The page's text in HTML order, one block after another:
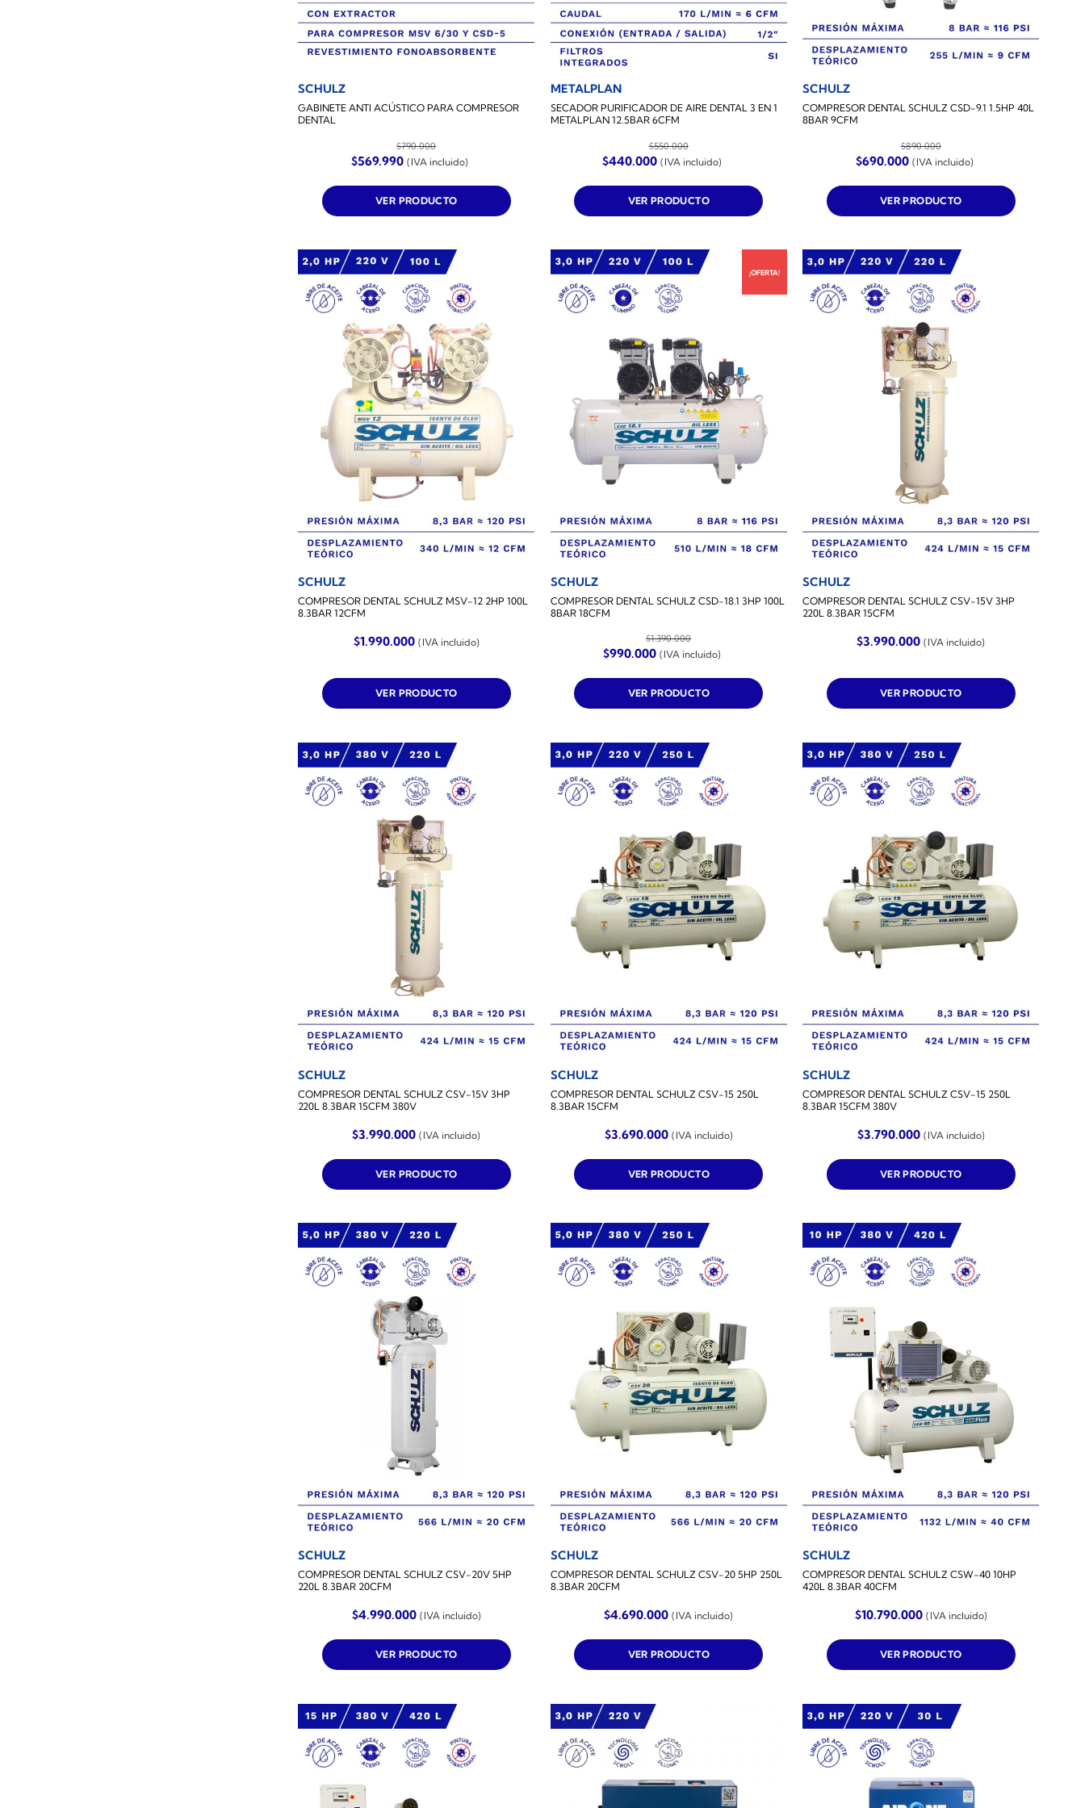
SCHULZ
GABINETE ANTI ACÚSTICO PARA COMPRESOR
DENTAL
$790.000
El
precio
$790.000.
$569.990El
precio
es:
$569.990.
(IVA incluido)
VER PRODUCTO
METALPLAN
SECADOR PURIFICADOR DE AIRE DENTAL 3 EN 1
METALPLAN 12.5BAR 6CFM
$550.000
El
precio
$550.000.
$440.000El
precio
es:
$440.000.
(IVA incluido)
VER PRODUCTO
SCHULZ
COMPRESOR DENTAL SCHULZ CSD-9.1 1.5HP 40L
8BAR 9CFM
$890.000
El
precio
$890.000.
$690.000El
precio
es:
$690.000.
(IVA incluido)
VER PRODUCTO
SCHULZ
COMPRESOR DENTAL SCHULZ MSV-12 2HP 100L
8.3BAR 12CFM
$1.990.000 (IVA incluido)
VER PRODUCTO
¡OFERTA!
SCHULZ
COMPRESOR DENTAL SCHULZ CSD-18.1 3HP 100L
8BAR 18CFM
$1.390.000
El
precio
original
$1.390.000.
$990.000El
precio
actual
es:
$990.000.
(IVA incluido)
VER PRODUCTO
SCHULZ
COMPRESOR DENTAL SCHULZ CSV-15V 3HP
220L 8.3BAR 15CFM
$3.990.000 (IVA incluido)
VER PRODUCTO
SCHULZ
COMPRESOR DENTAL SCHULZ CSV-15V 3HP
220L 8.3BAR 15CFM 380V
$3.990.000 (IVA incluido)
VER PRODUCTO
SCHULZ
COMPRESOR DENTAL SCHULZ CSV-15 250L
8.3BAR 15CFM
$3.690.000 (IVA incluido)
VER PRODUCTO
SCHULZ
COMPRESOR DENTAL SCHULZ CSV-15 250L
8.3BAR 15CFM 380V
$3.790.000 (IVA incluido)
VER PRODUCTO
SCHULZ
COMPRESOR DENTAL SCHULZ CSV-20V 5HP
220L 8.3BAR 20CFM
$4.990.000 (IVA incluido)
VER PRODUCTO
SCHULZ
COMPRESOR DENTAL SCHULZ CSV-20 5HP 250L
8.3BAR 20CFM
$4.690.000 (IVA incluido)
VER PRODUCTO
SCHULZ
COMPRESOR DENTAL SCHULZ CSW-40 10HP
420L 8.3BAR 40CFM
$10.790.000 (IVA incluido)
VER PRODUCTO